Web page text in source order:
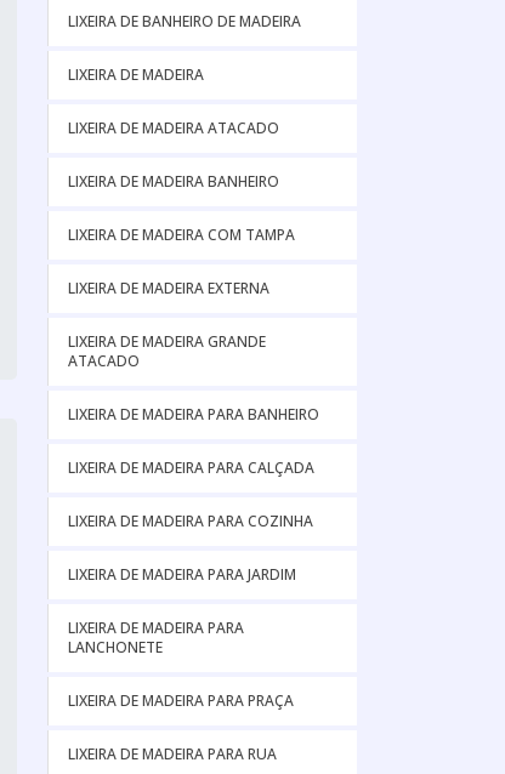
LIXEIRA DE BANHEIRO DE MADEIRA
LIXEIRA DE MADEIRA
LIXEIRA DE MADEIRA ATACADO
LIXEIRA DE MADEIRA BANHEIRO
LIXEIRA DE MADEIRA COM TAMPA
LIXEIRA DE MADEIRA EXTERNA
LIXEIRA DE MADEIRA GRANDE
ATACADO
LIXEIRA DE MADEIRA PARA BANHEIRO
LIXEIRA DE MADEIRA PARA CALÇADA
LIXEIRA DE MADEIRA PARA COZINHA
LIXEIRA DE MADEIRA PARA JARDIM
LIXEIRA DE MADEIRA PARA
LANCHONETE
LIXEIRA DE MADEIRA PARA PRAÇA
LIXEIRA DE MADEIRA PARA RUA